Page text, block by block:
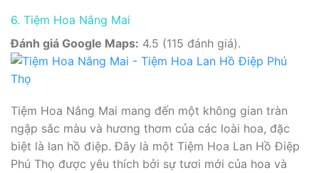
6. Tiệm Hoa Nắng Mai
Đánh giá Google Maps: 4.5 (115 đánh giá).
Tiệm Hoa Nắng Mai mang đến một không gian tràn
ngập sắc màu và hương thơm của các loài hoa, đặc
biệt là lan hồ điệp. Đây là một Tiệm Hoa Lan Hồ Điệp
Phú Thọ được yêu thích bởi sự tươi mới của hoa và